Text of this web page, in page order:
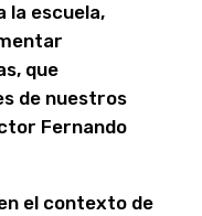
la escuela,
que
de nuestros
Fernando
el contexto de